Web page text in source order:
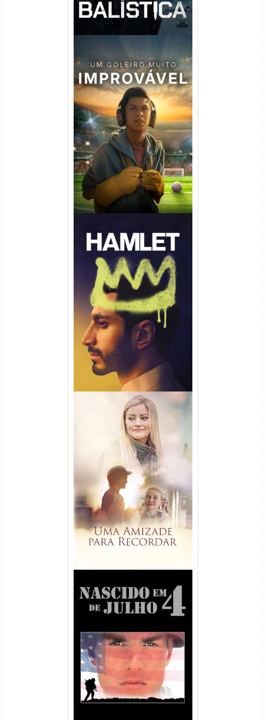
Um Goleiro Muito Improvável
Torrent (2026) WEB-DL 1080p
Dual Áudio
Hamlet Torrent (2026) WEB-
DL 1080p Dual Áudio
Uma Amizade para Recordar
Torrent (2025) WEB-DL 1080p
Dual Áudio
Nascido em 4 de Julho
Torrent (1989) WEB-DL 1080p
Dual Áudio